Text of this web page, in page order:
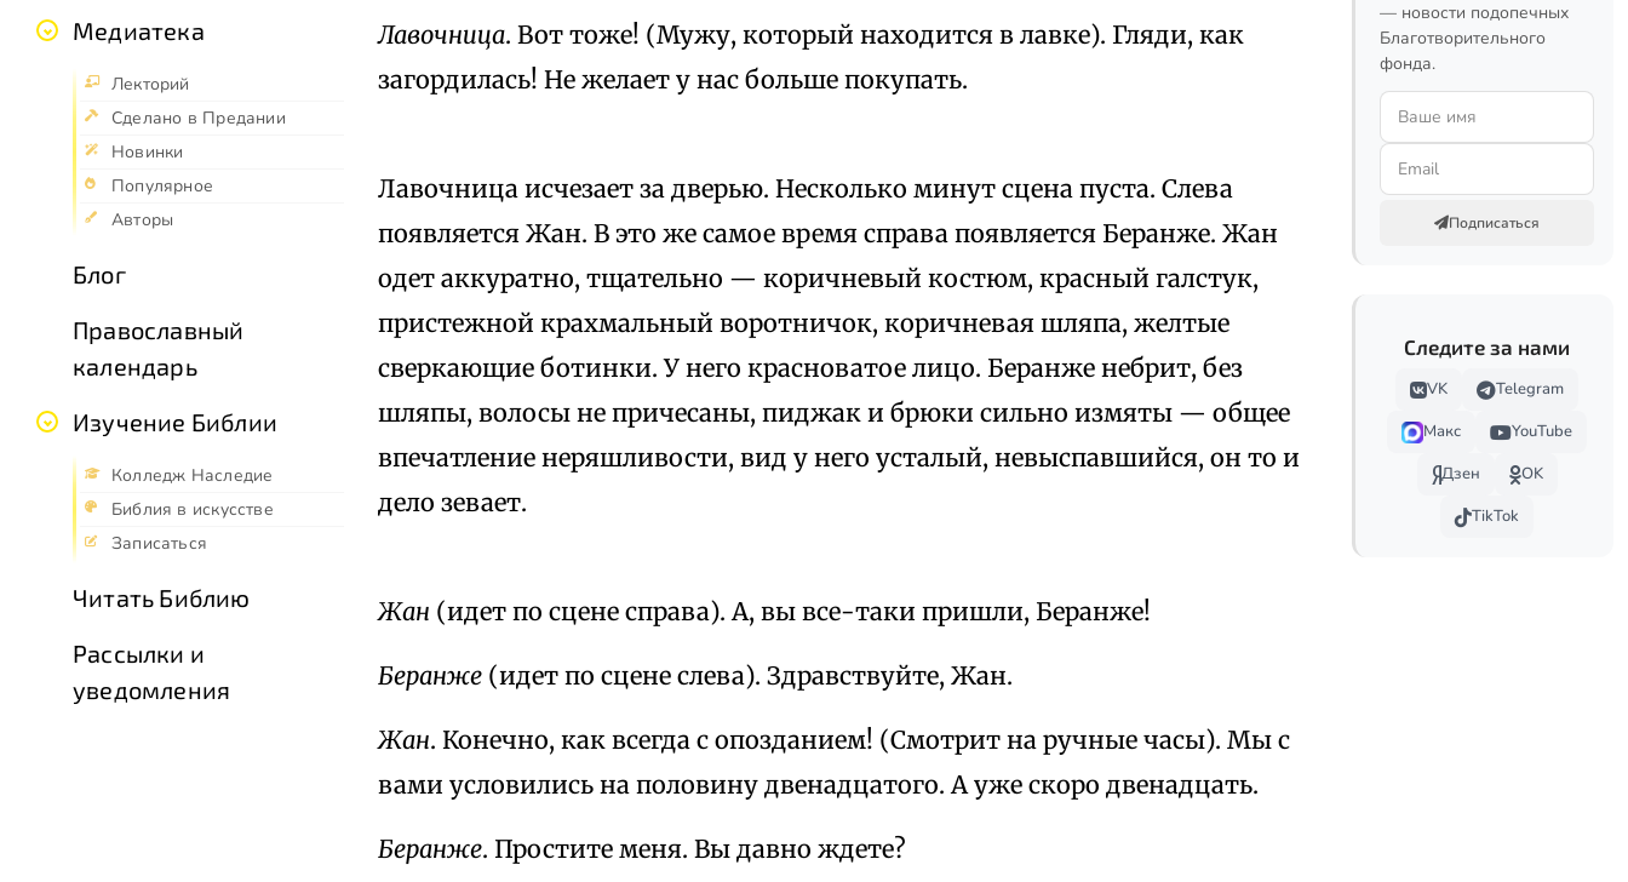
Медиатека
Лекторий
Сделано в Предании
Новинки
Популярное
Авторы
Блог
Православный
календарь
Изучение Библии
Колледж Наследие
Библия в искусстве
Записаться
Читать Библию
Рассылки и
уведомления
Лавочница. Вот тоже! (Мужу, который находится в лавке). Гляди, как
загордилась! Не желает у нас больше покупать.
Лавочница исчезает за дверью. Несколько минут сцена пуста. Слева
появляется Жан. В это же самое время справа появляется Беранже. Жан
одет аккуратно, тщательно — коричневый костюм, красный галстук,
пристежной крахмальный воротничок, коричневая шляпа, желтые
сверкающие ботинки. У него красноватое лицо. Беранже небрит, без
шляпы, волосы не причесаны, пиджак и брюки сильно измяты — общее
впечатление неряшливости, вид у него усталый, невыспавшийся, он то и
дело зевает.
Жан (идет по сцене справа). А, вы все-таки пришли, Беранже!
Беранже (идет по сцене слева). Здравствуйте, Жан.
Жан. Конечно, как всегда с опозданием! (Смотрит на ручные часы). Мы с
вами условились на половину двенадцатого. А уже скоро двенадцать.
Беранже. Простите меня. Вы давно ждете?
— новости подопечных
Благотворительного
фонда.
Подписаться
Следите за нами
VK
Telegram
Макс
YouTube
Дзен
OK
TikTok